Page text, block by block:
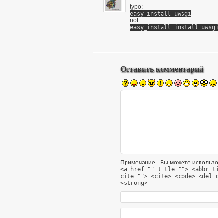
typo:
easy_install uwsgi
not
easy_install install uwsgi
Оставить комментарий
Примечание - Вы можете
<a href="" title=""> <abbr
cite=""> <cite> <code> <del
<strong>